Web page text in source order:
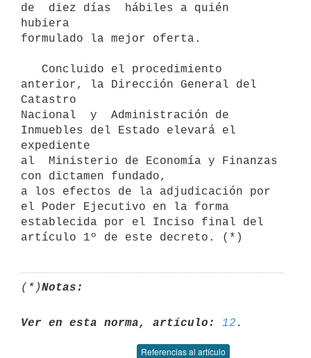
de  diez días  hábiles a quién
hubiera
formulado la mejor oferta.
anterior, la Dirección General del
Catastro
Nacional  y  Administración de
Inmuebles del Estado elevará el
expediente
al  Ministerio de Economía y Finanzas
con dictamen fundado,
a los efectos de la adjudicación por
el Poder Ejecutivo en la forma
establecida por el Inciso final del
(*)Notas:
Ver en esta norma, artículo: 12
Referencias al artículo